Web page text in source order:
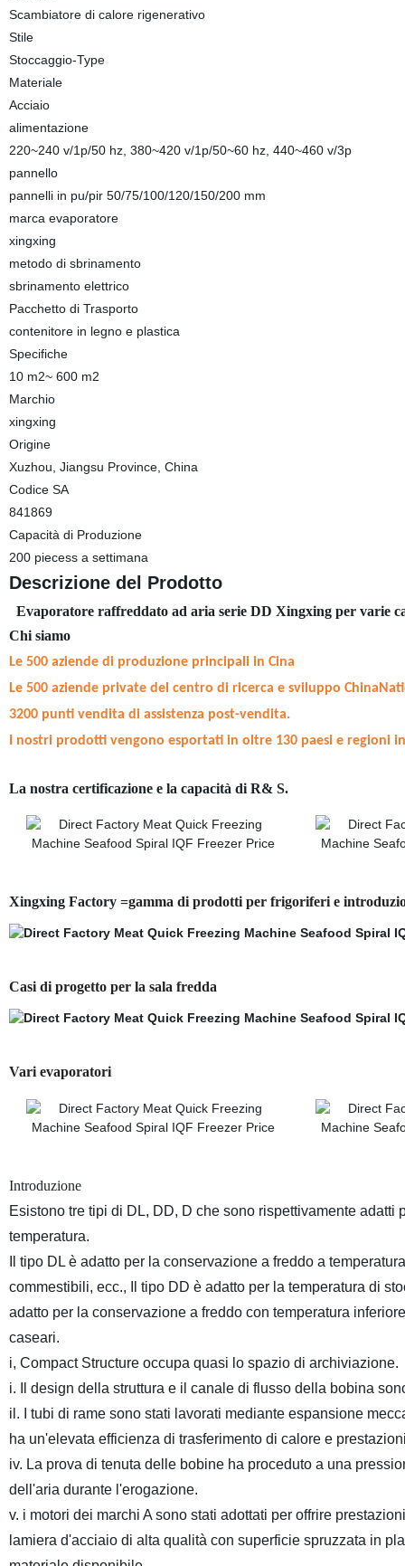
Scambiatore di calore rigenerativo
Stile
Stoccaggio-Type
Materiale
Acciaio
alimentazione
220~240 v/1p/50 hz, 380~420 v/1p/50~60 hz, 440~460 v/3p
pannello
pannelli in pu/pir 50/75/100/120/150/200 mm
marca evaporatore
xingxing
metodo di sbrinamento
sbrinamento elettrico
Pacchetto di Trasporto
contenitore in legno e plastica
Specifiche
10 m2~ 600 m2
Marchio
xingxing
Origine
Xuzhou, Jiangsu Province, China
Codice SA
841869
Capacità di Produzione
200 piecess a settimana
Descrizione del Prodotto
Evaporatore raffreddato ad aria serie DD Xingxing per varie
Chi siamo
Le 500 aziende di produzione principali in Cina
Le 500 aziende private del centro di ricerca e sviluppo
3200 punti vendita di assistenza post-vendita.
I nostri prodotti vengono esportati in oltre 130 paesi e regioni
La nostra certificazione e la capacità di R& S.
Xingxing Factory =gamma di prodotti per frigoriferi e
Casi di progetto per la sala fredda
Vari evaporatori
Introduzione
Esistono tre tipi di DL, DD, D che sono rispettivamente
temperatura.
Il tipo DL è adatto per la conservazione a freddo a
commestibili, ecc., Il tipo DD è adatto per la temperatura di
adatto per la conservazione a freddo con temperatura
caseari.
i, Compact Structure occupa quasi lo spazio di archiviazione.
i. Il design della struttura e il canale di flusso della bobina
il. I tubi di rame sono stati lavorati mediante espansione
ha un'elevata efficienza di trasferimento di calore e
iv. La prova di tenuta delle bobine ha proceduto a una
dell'aria durante l'erogazione.
v. i motori dei marchi A sono stati adottati per offrire
lamiera d'acciaio di alta qualità con superficie spruzzata in